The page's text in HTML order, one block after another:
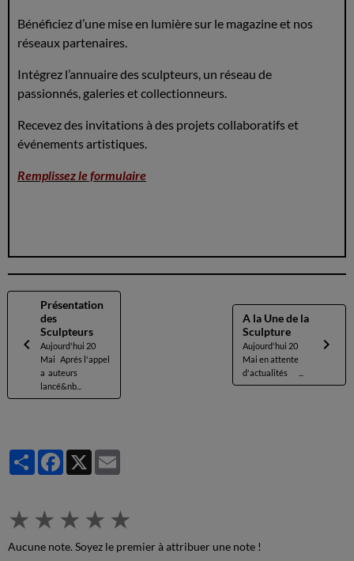
Bénéficiez d’une mise en lumière sur le magazine et nos
réseaux partenaires.
Intégrez l’annuaire des sculpteurs, un réseau de
passionnés, galeries et collectionneurs.
Recevez des invitations à des projets collaboratifs et
événements artistiques.
Remplissez le formulaire
Présentation
des
Sculpteurs
Aujourd'hui 20
Mai Aprés l'appel
a auteurs
lancé&nb...
A la Une de la
Sculpture
Aujourd'hui 20
Mai en attente
d'actualités ...
PartagerFacebook
X
★ ★ ★ ★ ★
Aucune note. Soyez le premier à attribuer une note !